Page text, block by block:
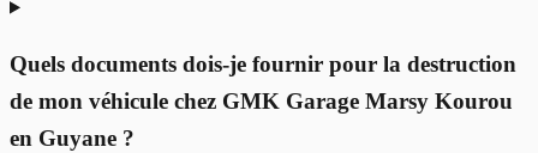
Quels documents dois-je fournir pour la destruction
de mon véhicule chez GMK Garage Marsy Kourou
en Guyane ?